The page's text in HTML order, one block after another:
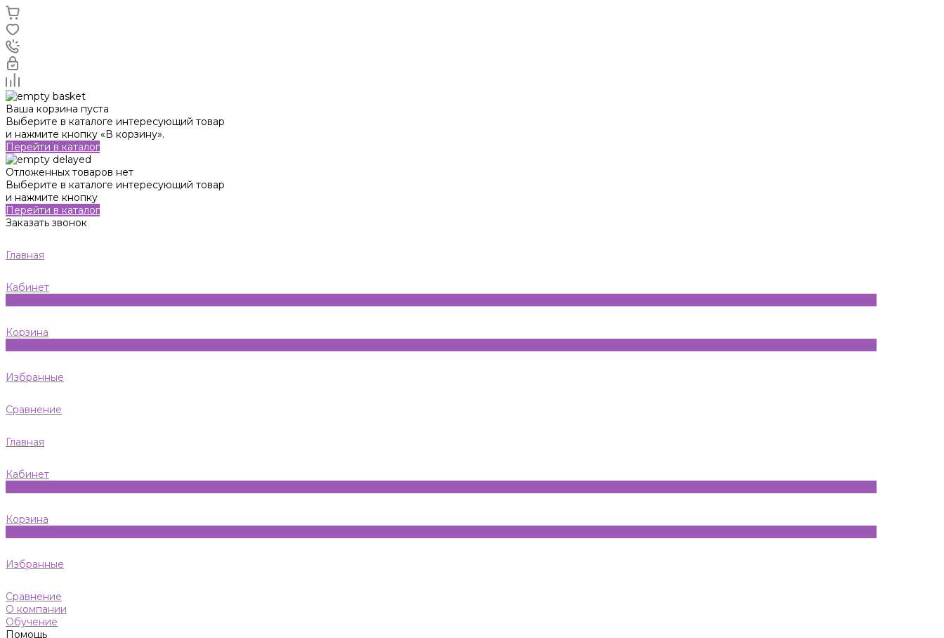
Ваша корзина пуста
Выберите в каталоге интересующий товар
и нажмите кнопку «В корзину».
Перейти в каталог
Отложенных товаров нет
Выберите в каталоге интересующий товар
и нажмите кнопку
Перейти в каталог
Заказать звонок
Главная
Кабинет
Корзина
Избранные
Сравнение
Главная
Кабинет
Корзина
Избранные
Сравнение
О компании
Обучение
Помощь